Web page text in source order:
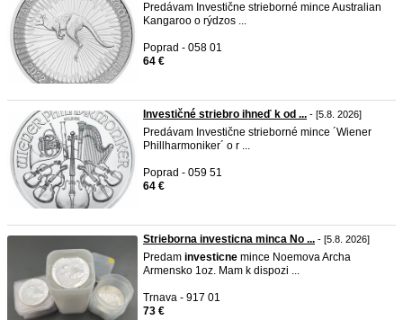
Predávam Investične strieborné mince Australian
Kangaroo o rýdzos ...
Poprad - 058 01
64 €
Investičné striebro ihneď k od ... - [5.8. 2026]
Predávam Investične strieborné mince ´Wiener
Phillharmoniker´ o r ...
Poprad - 059 51
64 €
Strieborna investicna minca No ... - [5.8. 2026]
Predam investicne mince Noemova Archa
Armensko 1oz. Mam k dispozi ...
Trnava - 917 01
73 €